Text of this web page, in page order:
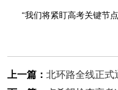
“我们将紧盯高考关键节
上一篇： 北环路全线正式